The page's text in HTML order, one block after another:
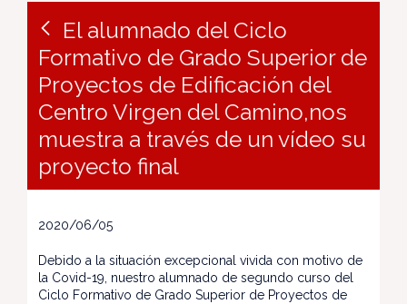
El alumnado del Ciclo
Formativo de Grado Superior de
Proyectos de Edificación del
Centro Virgen del Camino,nos
muestra a través de un vídeo su
proyecto final
2020/06/05
Debido a la situación excepcional vivida con motivo de
la Covid-19, nuestro alumnado de segundo curso del
Ciclo Formativo de Grado Superior de Proyectos de